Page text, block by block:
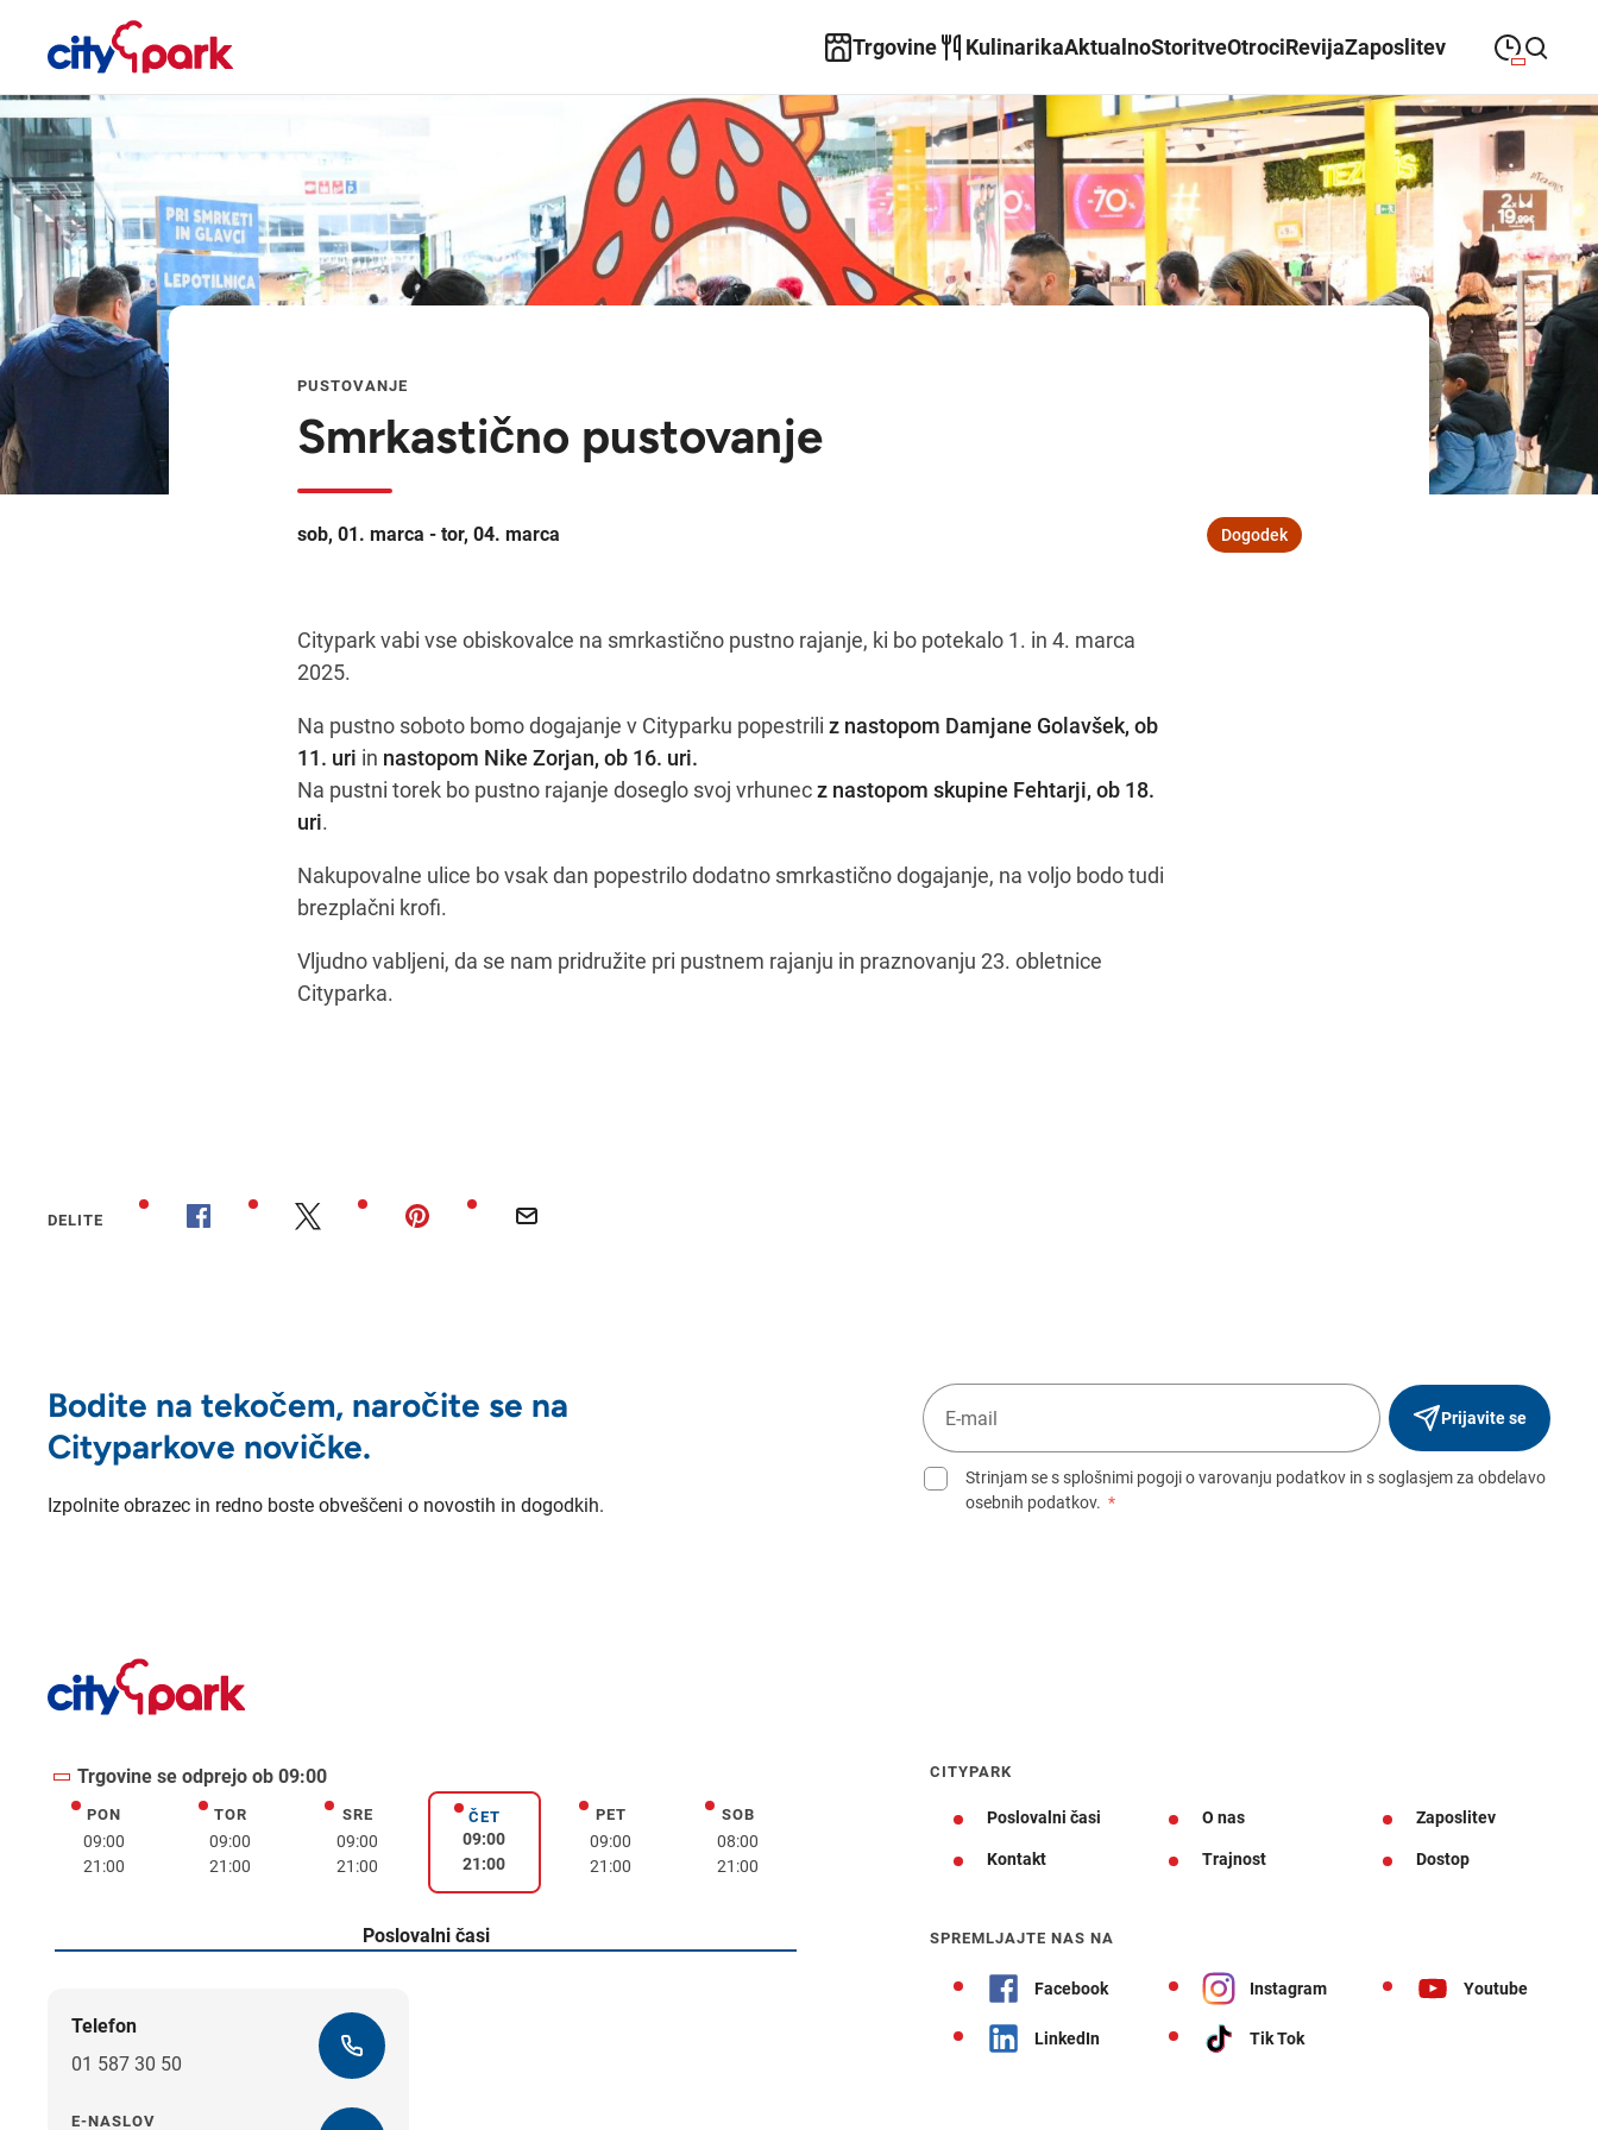
Trgovine KulinarikaAktualnoStoritveOtrociRevijaZaposlitev
Close searchponedeljek
PONEDELJEK 09:00—21:00
torek
TOREK 09:00—21:00
sreda
SREDA 09:00 —21:00
09:00—21:00
09:00—21:00
08:00—21:00
PUSTOVANJE
Smrkastično pustovanje
sob, 01. marca - tor, 04. marca Dogodek
Citypark vabi vse obiskovalce na smrkastično pustno rajanje, ki bo potekalo 1. in 4. marca
2025.
Na pustno soboto bomo dogajanje v Cityparku popestrili z nastopom Damjane Golavšek, ob
11. uri in nastopom Nike Zorjan, ob 16. uri.
Na pustni torek bo pustno rajanje doseglo svoj vrhunecz nastopom skupine Fehtarji, ob 18.
uri.
Nakupovalne ulice bo vsak dan popestrilo dodatno smrkastično dogajanje, na voljo bodo tudi
brezplačni krofi.
Vljudno vabljeni, da se nam pridružite pri pustnem rajanju in praznovanju 23. obletnice
Cityparka.
DELITE
Bodite na tekočem, naročite se na
Cityparkove novičke.
Izpolnite obrazec in redno boste obveščeni o novostih in dogodkih.
Prijavite se
Strinjam se s splošnimi pogoji o varovanju podatkov in s soglasjem za obdelavo
osebnih podatkov. *
Trgovine se odprejo ob 09:00
PONponedeljek
09:00
21:00
TORtorek
09:00
21:00
SREsreda
09:00
21:00
ČETčetrtek
09:00
21:00
PETpetek
09:00
21:00
SOBsobota
08:00
21:00
Poslovalni časi
Telefon
01 587 30 50
E-NASLOV
CITYPARK
Poslovalni časi O nas Zaposlitev
Kontakt Trajnost Dostop
SPREMLJAJTE NAS NA
Facebook Instagram Youtube
LinkedIn Tik Tok